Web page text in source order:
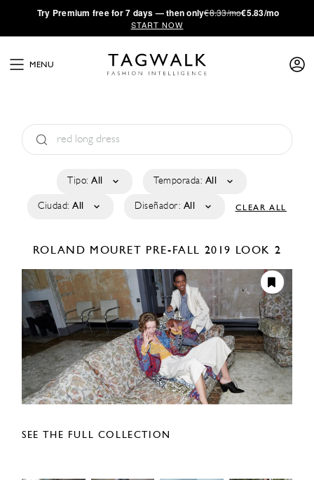
·Try Premium free for 7 days — then only€8.33/mo€5.83/mo
START NOW
MENU
Tipo: All Temporada: All
Ciudad: All Diseñador: All CLEAR ALL
ROLAND MOURET PRE-FALL 2019 LOOK 2
SEE THE FULL COLLECTION